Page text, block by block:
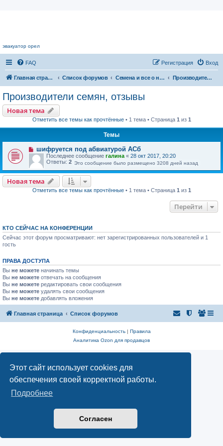
Этот сайт использует cookies для
обеспечения своей корректной работы.
Подробнее
Согласен
эвакуатор орел
FAQ Вход
Регистрация
Главная страница Список форумов Семена и все о них Производители семян, отзывы
Производители семян, отзывы
Новая тема
Отметить все темы как прочтённые• 1 тема • Страница 1 из 1
Темы
шифруется под абвиатурой АСб
Последнее сообщение галина « 28 окт 2017, 20:20
Ответы: 2 Это сообщение было размещено 3208 дней назад
Новая тема
Отметить все темы как прочтённые• 1 тема • Страница 1 из 1
Перейти
КТО СЕЙЧАС НА КОНФЕРЕНЦИИ
Сейчас этот форум просматривают: нет зарегистрированных пользователей и 1
гость
ПРАВА ДОСТУПА
Вы не можете начинать темы
Вы не можете отвечать на сообщения
Вы не можете редактировать свои сообщения
Вы не можете удалять свои сообщения
Вы не можете добавлять вложения
Главная страница Список форумов
Конфиденциальность| Правила
Аналитика Ozon для продавцов